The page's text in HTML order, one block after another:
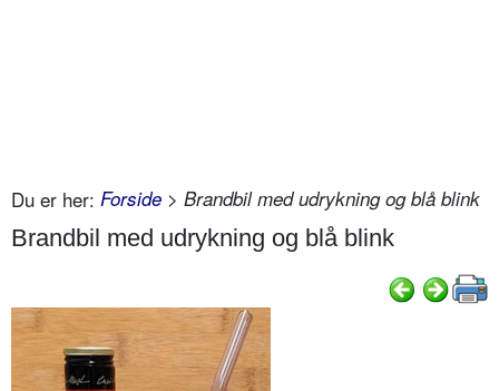
Du er her: Forside > Brandbil med udrykning og blå blink
Brandbil med udrykning og blå blink